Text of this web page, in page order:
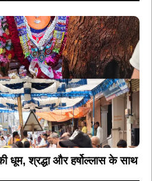
धूम, श्रद्धा और हर्षोल्लास के साथ